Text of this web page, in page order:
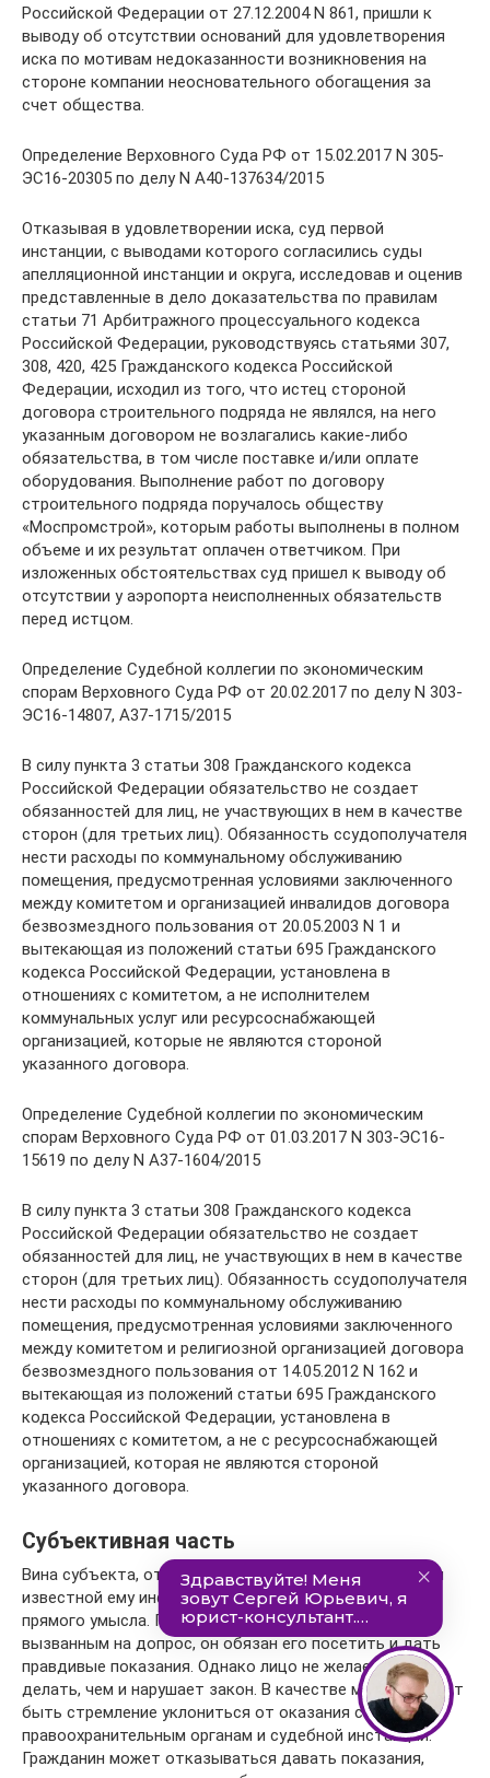
Российской Федерации от 27.12.2004 N 861, пришли к
выводу об отсутствии оснований для удовлетворения
иска по мотивам недоказанности возникновения на
стороне компании неосновательного обогащения за
счет общества.
Определение Верховного Суда РФ от 15.02.2017 N 305-
ЭС16-20305 по делу N А40-137634/2015
Отказывая в удовлетворении иска, суд первой
инстанции, с выводами которого согласились суды
апелляционной инстанции и округа, исследовав и оценив
представленные в дело доказательства по правилам
статьи 71 Арбитражного процессуального кодекса
Российской Федерации, руководствуясь статьями 307,
308, 420, 425 Гражданского кодекса Российской
Федерации, исходил из того, что истец стороной
договора строительного подряда не являлся, на него
указанным договором не возлагались какие-либо
обязательства, в том числе поставке и/или оплате
оборудования. Выполнение работ по договору
строительного подряда поручалось обществу
«Моспромстрой», которым работы выполнены в полном
объеме и их результат оплачен ответчиком. При
изложенных обстоятельствах суд пришел к выводу об
отсутствии у аэропорта неисполненных обязательств
перед истцом.
Определение Судебной коллегии по экономическим
спорам Верховного Суда РФ от 20.02.2017 по делу N 303-
ЭС16-14807, А37-1715/2015
В силу пункта 3 статьи 308 Гражданского кодекса
Российской Федерации обязательство не создает
обязанностей для лиц, не участвующих в нем в качестве
сторон (для третьих лиц). Обязанность ссудополучателя
нести расходы по коммунальному обслуживанию
помещения, предусмотренная условиями заключенного
между комитетом и организацией инвалидов договора
безвозмездного пользования от 20.05.2003 N 1 и
вытекающая из положений статьи 695 Гражданского
кодекса Российской Федерации, установлена в
отношениях с комитетом, а не исполнителем
коммунальных услуг или ресурсоснабжающей
организацией, которые не являются стороной
указанного договора.
Определение Судебной коллегии по экономическим
спорам Верховного Суда РФ от 01.03.2017 N 303-ЭС16-
15619 по делу N А37-1604/2015
В силу пункта 3 статьи 308 Гражданского кодекса
Российской Федерации обязательство не создает
обязанностей для лиц, не участвующих в нем в качестве
сторон (для третьих лиц). Обязанность ссудополучателя
нести расходы по коммунальному обслуживанию
помещения, предусмотренная условиями заключенного
между комитетом и религиозной организацией договора
безвозмездного пользования от 14.05.2012 N 162 и
вытекающая из положений статьи 695 Гражданского
кодекса Российской Федерации, установлена в
отношениях с комитетом, а не с ресурсоснабжающей
организацией, которая не являются стороной
указанного договора.
Субъективная часть
Вина субъекта, отказывающегося от предоставления
известной ему информации, выражается в форме
прямого умысла. Гражданин понимает, что являясь
вызванным на допрос, он обязан его посетить и дать
правдивые показания. Однако лицо не желает этого
делать, чем и нарушает закон. В качестве мотива может
быть стремление уклониться от оказания содействия
правоохранительным органам и судебной инстанции.
Гражданин может отказываться давать показания,